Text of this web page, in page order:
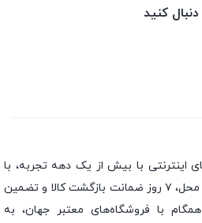
کنید
اینترنتی با بیش از یک دهه تجربه، با
پایبندی به سه اصل، پرداخت در محل، ۷ روز ضمانت بازگشت کالا و تضمین
با فروشگاه‌های معتبر جهان، به